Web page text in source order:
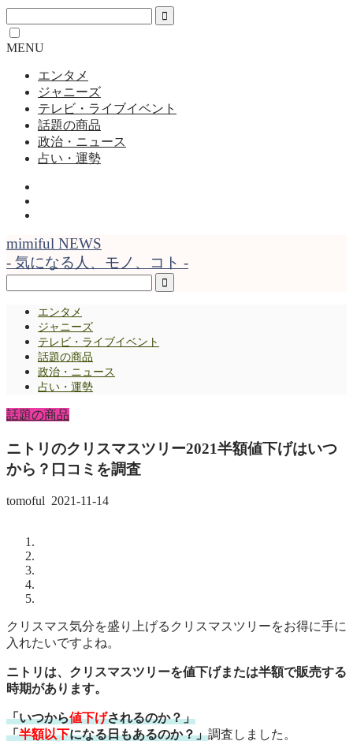
MENU
エンタメ
ジャニーズ
テレビ・ライブイベント
話題の商品
政治・ニュース
占い・運勢
mimiful NEWS
- 気になる人、モノ、コト -
エンタメ
ジャニーズ
テレビ・ライブイベント
話題の商品
政治・ニュース
占い・運勢
話題の商品
ニトリのクリスマスツリー2021半額値下げはいつ
から？口コミを調査
tomoful 2021-11-14
クリスマス気分を盛り上げるクリスマスツリーをお得に手に
入れたいですよね。
ニトリは、クリスマスツリーを値下げまたは半額で販売する
時期があります。
「いつから値下げされるのか？」
「半額以下になる日もあるのか？」調査しました。